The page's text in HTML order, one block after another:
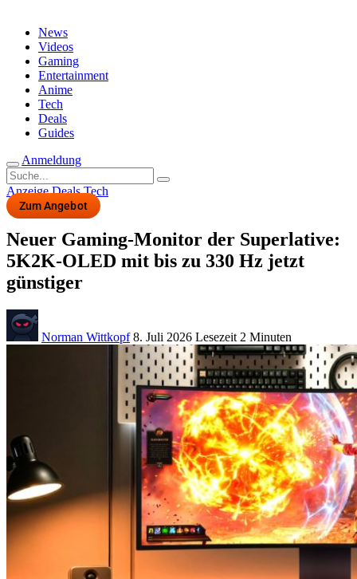
News
Videos
Gaming
Entertainment
Anime
Tech
Deals
Guides
Anmeldung
Suche
nach:
Anzeige Deals Tech
Zum Angebot
Neuer Gaming-Monitor der Superlative:
5K2K-OLED mit bis zu 330 Hz jetzt
günstiger
Norman Wittkopf 8. Juli 2026 Lesezeit 2 Minuten